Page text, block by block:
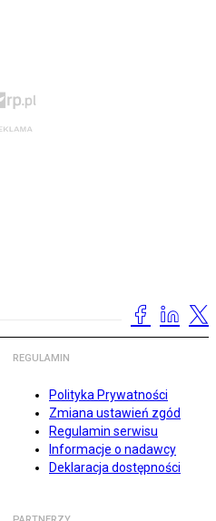
REGULAMIN
Polityka Prywatności
Zmiana ustawień zgód
Regulamin serwisu
Informacje o nadawcy
Deklaracja dostępności